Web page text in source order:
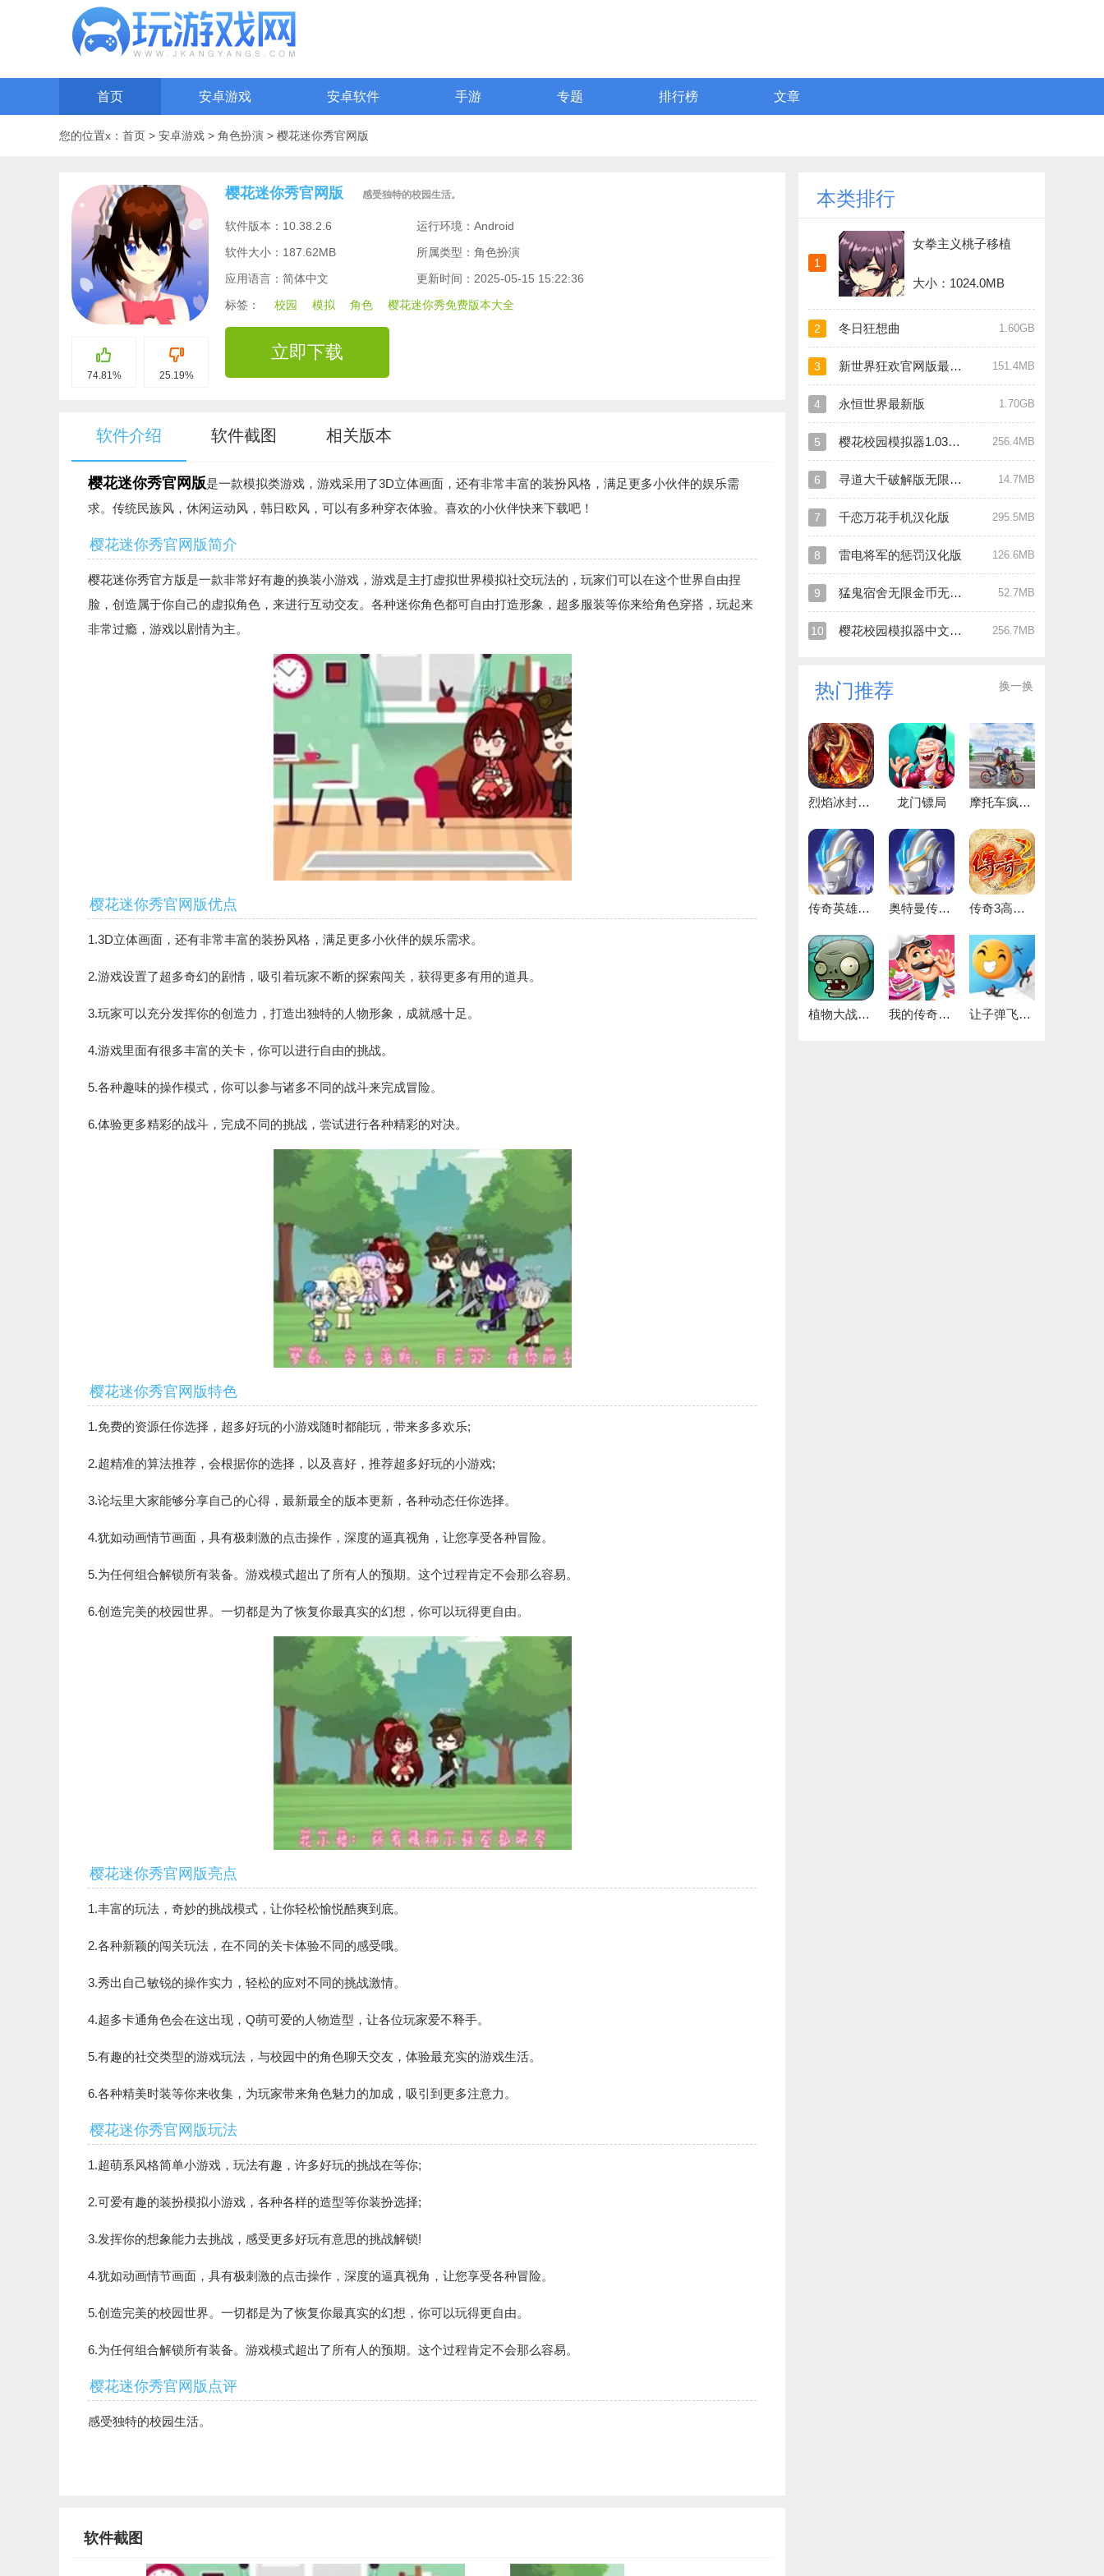
首页 安卓游戏 安卓软件 手游 专题 排行榜 文章
您的位置x： 首页 > 安卓游戏 > 角色扮演 > 樱花迷你秀官网版
74.81% 25.19%
樱花迷你秀官网版 感受独特的校园生活。
软件版本：10.38.2.6
运行环境：Android
软件大小：187.62MB
所属类型：角色扮演
应用语言：简体中文
更新时间：2025-05-15 15:22:36
标签：
校园 模拟 角色 樱花迷你秀免费版本大全
立即下载
软件介绍 软件截图 相关版本
樱花迷你秀官网版是一款模拟类游戏，游戏采用了3D立体画面，还有非常丰富的装扮风格，满足更多小伙伴的娱乐需
求。传统民族风，休闲运动风，韩日欧风，可以有多种穿衣体验。喜欢的小伙伴快来下载吧！
樱花迷你秀官网版简介
樱花迷你秀官方版是一款非常好有趣的换装小游戏，游戏是主打虚拟世界模拟社交玩法的，玩家们可以在这个世界自由捏
脸，创造属于你自己的虚拟角色，来进行互动交友。各种迷你角色都可自由打造形象，超多服装等你来给角色穿搭，玩起来
非常过瘾，游戏以剧情为主。
樱花迷你秀官网版优点
1.3D立体画面，还有非常丰富的装扮风格，满足更多小伙伴的娱乐需求。
2.游戏设置了超多奇幻的剧情，吸引着玩家不断的探索闯关，获得更多有用的道具。
3.玩家可以充分发挥你的创造力，打造出独特的人物形象，成就感十足。
4.游戏里面有很多丰富的关卡，你可以进行自由的挑战。
5.各种趣味的操作模式，你可以参与诸多不同的战斗来完成冒险。
6.体验更多精彩的战斗，完成不同的挑战，尝试进行各种精彩的对决。
樱花迷你秀官网版特色
1.免费的资源任你选择，超多好玩的小游戏随时都能玩，带来多多欢乐;
2.超精准的算法推荐，会根据你的选择，以及喜好，推荐超多好玩的小游戏;
3.论坛里大家能够分享自己的心得，最新最全的版本更新，各种动态任你选择。
4.犹如动画情节画面，具有极刺激的点击操作，深度的逼真视角，让您享受各种冒险。
5.为任何组合解锁所有装备。游戏模式超出了所有人的预期。这个过程肯定不会那么容易。
6.创造完美的校园世界。一切都是为了恢复你最真实的幻想，你可以玩得更自由。
樱花迷你秀官网版亮点
1.丰富的玩法，奇妙的挑战模式，让你轻松愉悦酷爽到底。
2.各种新颖的闯关玩法，在不同的关卡体验不同的感受哦。
3.秀出自己敏锐的操作实力，轻松的应对不同的挑战激情。
4.超多卡通角色会在这出现，Q萌可爱的人物造型，让各位玩家爱不释手。
5.有趣的社交类型的游戏玩法，与校园中的角色聊天交友，体验最充实的游戏生活。
6.各种精美时装等你来收集，为玩家带来角色魅力的加成，吸引到更多注意力。
樱花迷你秀官网版玩法
1.超萌系风格简单小游戏，玩法有趣，许多好玩的挑战在等你;
2.可爱有趣的装扮模拟小游戏，各种各样的造型等你装扮选择;
3.发挥你的想象能力去挑战，感受更多好玩有意思的挑战解锁!
4.犹如动画情节画面，具有极刺激的点击操作，深度的逼真视角，让您享受各种冒险。
5.创造完美的校园世界。一切都是为了恢复你最真实的幻想，你可以玩得更自由。
6.为任何组合解锁所有装备。游戏模式超出了所有人的预期。这个过程肯定不会那么容易。
樱花迷你秀官网版点评
感受独特的校园生活。
软件截图
本类排行
1
女拳主义桃子移植
大小：1024.0MB
2 冬日狂想曲 1.60GB
3 新世界狂欢官网版最新版 151.4MB
4 永恒世界最新版 1.70GB
5 樱花校园模拟器1.039.90最新版 256.4MB
6 寻道大千破解版无限内购 14.7MB
7 千恋万花手机汉化版 295.5MB
8 雷电将军的惩罚汉化版 126.6MB
9 猛鬼宿舍无限金币无限闪电版 52.7MB
10 樱花校园模拟器中文版破解版 256.7MB
热门推荐 换一换
烈焰冰封最新免费版 龙门镖局 摩托车疯狂驾驶
传奇英雄无限宝石安卓直装版 奥特曼传奇英雄版 传奇3高爆版
植物大战僵尸1中文原版 我的传奇餐厅 让子弹飞一下